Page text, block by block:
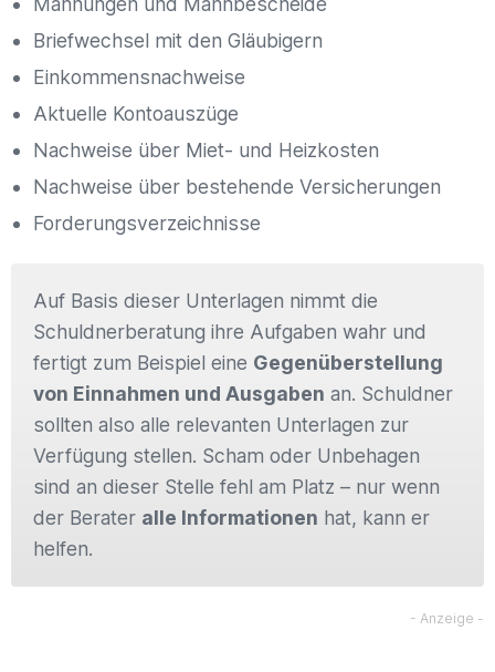
Briefwechsel mit den Gläubigern
Einkommensnachweise
Aktuelle Kontoauszüge
Nachweise über Miet- und Heizkosten
Nachweise über bestehende Versicherungen
Forderungsverzeichnisse
Auf Basis dieser Unterlagen nimmt die
Schuldnerberatung ihre Aufgaben wahr und
fertigt zum Beispiel eine Gegenüberstellung
von Einnahmen und Ausgaben an. Schuldner
sollten also alle relevanten Unterlagen zur
Verfügung stellen. Scham oder Unbehagen
sind an dieser Stelle fehl am Platz – nur wenn
der Berater alle Informationen hat, kann er
helfen.